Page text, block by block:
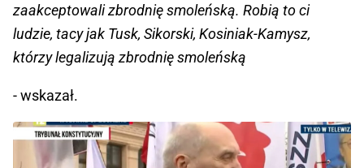
zaakceptowali zbrodnię smoleńską. Robią to ci
ludzie, tacy jak Tusk, Sikorski, Kosiniak-Kamysz,
którzy legalizują zbrodnię smoleńską
- wskazał.